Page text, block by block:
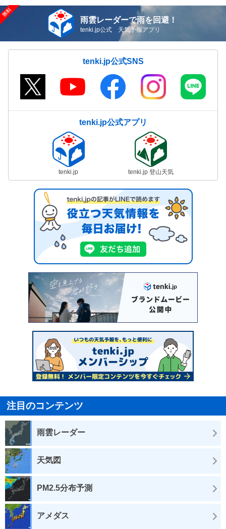
雨雲レーダーで雨を回避！
tenki.jp公式 天気予報アプリ
tenki.jp公式SNS
tenki.jp公式アプリ
tenki.jp tenki.jp 登山天気
注目のコンテンツ
雨雲レーダー
天気図
PM2.5分布予測
アメダス